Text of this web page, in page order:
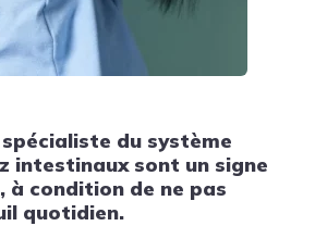
du système
intestinaux sont un signe
à condition de ne pas
quotidien.